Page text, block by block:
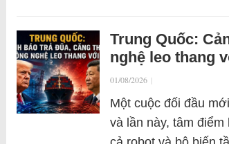
Trung Quốc:
nghệ leo thang
01/08/2026 |
Một cuộc đối đầu
và lần này, tâm